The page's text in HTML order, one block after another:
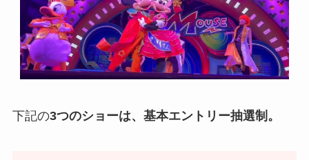
下記の3つのショーは、基本エントリー抽選制。